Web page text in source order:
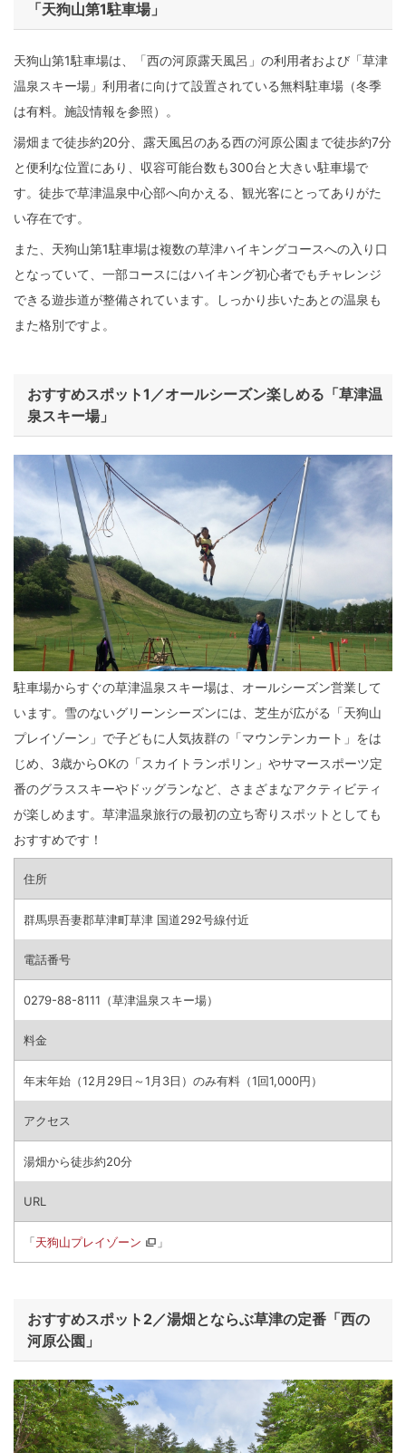
「天狗山第1駐車場」
天狗山第1駐車場は、「西の河原露天風呂」の利用者および「草津
温泉スキー場」利用者に向けて設置されている無料駐車場（冬季
は有料。施設情報を参照）。
湯畑まで徒歩約20分、露天風呂のある西の河原公園まで徒歩約7分
と便利な位置にあり、収容可能台数も300台と大きい駐車場で
す。徒歩で草津温泉中心部へ向かえる、観光客にとってありがた
い存在です。
また、天狗山第1駐車場は複数の草津ハイキングコースへの入り口
となっていて、一部コースにはハイキング初心者でもチャレンジ
できる遊歩道が整備されています。しっかり歩いたあとの温泉も
また格別ですよ。
おすすめスポット1／オールシーズン楽しめる「草津温
泉スキー場」
駐車場からすぐの草津温泉スキー場は、オールシーズン営業して
います。雪のないグリーンシーズンには、芝生が広がる「天狗山
プレイゾーン」で子どもに人気抜群の「マウンテンカート」をは
じめ、3歳からOKの「スカイトランポリン」やサマースポーツ定
番のグラススキーやドッグランなど、さまざまなアクティビティ
が楽しめます。草津温泉旅行の最初の立ち寄りスポットとしても
おすすめです！
住所
群馬県吾妻郡草津町草津 国道292号線付近
電話番号
0279-88-8111（草津温泉スキー場）
料金
年末年始（12月29日～1月3日）のみ有料（1回1,000円）
アクセス
湯畑から徒歩約20分
URL
「天狗山プレイゾーン 」
おすすめスポット2／湯畑とならぶ草津の定番「西の
河原公園」